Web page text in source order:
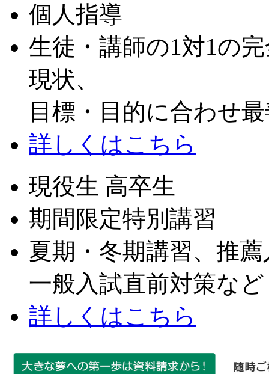
個人指導
生徒・講師の1対1の
現状、
目標・目的に合わせ
詳しくはこちら
現役生 高卒生
期間限定特別講習
夏期・冬期講習、推
一般入試直前対策など
詳しくはこちら